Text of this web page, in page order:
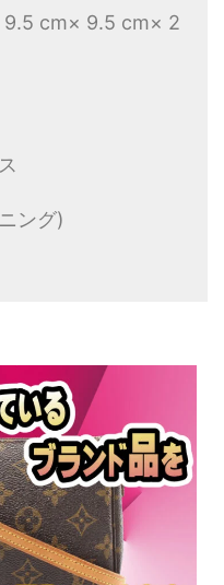
cm× 9.5 cm× 2
ング)